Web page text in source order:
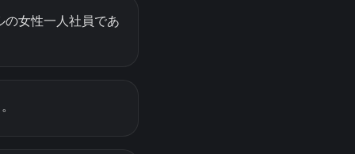
の女性一人社員であ